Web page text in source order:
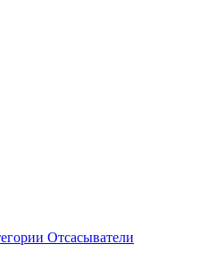
Отсасыватели